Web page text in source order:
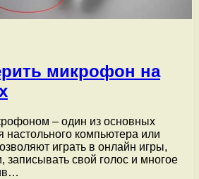
микрофон на
– один из основных
настольного компьютера или
играть в онлайн игры,
записывать свой голос и многое